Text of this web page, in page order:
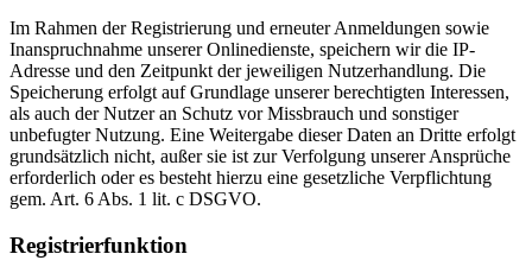
Im Rahmen der Registrierung und erneuter Anmeldungen sowie
Inanspruchnahme unserer Onlinedienste, speichern wir die IP-
Adresse und den Zeitpunkt der jeweiligen Nutzerhandlung. Die
Speicherung erfolgt auf Grundlage unserer berechtigten Interessen,
als auch der Nutzer an Schutz vor Missbrauch und sonstiger
unbefugter Nutzung. Eine Weitergabe dieser Daten an Dritte erfolgt
grundsätzlich nicht, außer sie ist zur Verfolgung unserer Ansprüche
erforderlich oder es besteht hierzu eine gesetzliche Verpflichtung
gem. Art. 6 Abs. 1 lit. c DSGVO.
Registrierfunktion